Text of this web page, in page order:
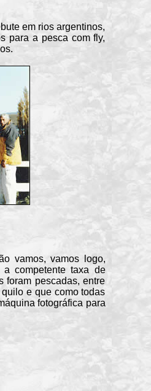
em rios argentinos,
para a pesca com fly,
vamos, vamos logo,
competente taxa de
foram pescadas, entre
e que como todas
fotográfica para